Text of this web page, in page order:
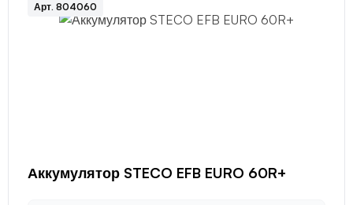
Арт. 804060
Аккумулятор STECO EFB EURO 60R+